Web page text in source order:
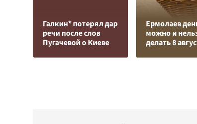
Галкин* потерял дар
речи после слов
Пугачевой о Киеве
Ермолаев
можно и
делать 8